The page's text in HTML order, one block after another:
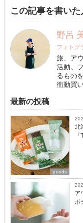
この記事を書いた
野呂
フォトグ
旅、ア
活動。
るもの
衝動買
最新の投稿
goods
北
ア
ボ